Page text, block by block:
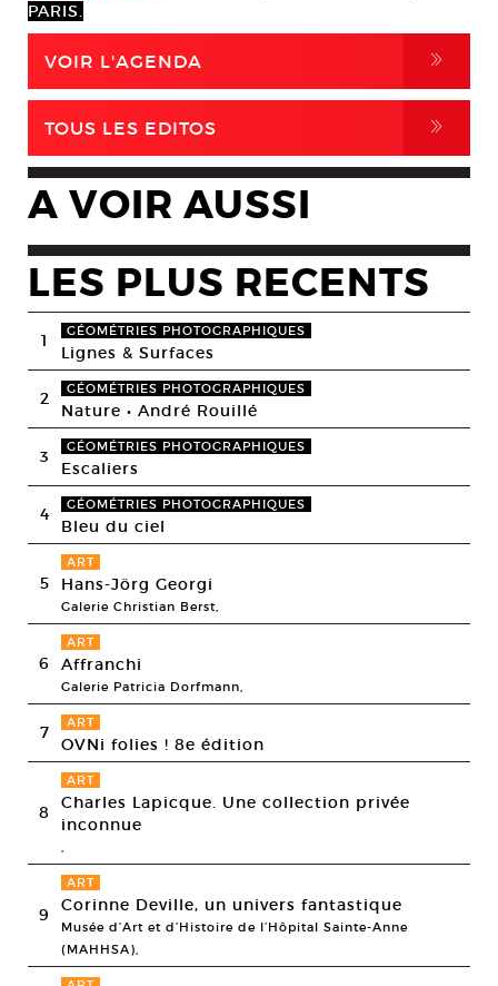
PARIS.
VOIR L'AGENDA ,
TOUS LES EDITOS ,
A VOIR AUSSI
LES PLUS RECENTS
1 GÉOMÉTRIES PHOTOGRAPHIQUES
Lignes & Surfaces
2 GÉOMÉTRIES PHOTOGRAPHIQUES
Nature • André Rouillé
3 GÉOMÉTRIES PHOTOGRAPHIQUES
Escaliers
4 GÉOMÉTRIES PHOTOGRAPHIQUES
Bleu du ciel
5
ART
Hans-Jörg Georgi
Galerie Christian Berst,
6
ART
Affranchi
Galerie Patricia Dorfmann,
7 ART
OVNi folies ! 8e édition
8
ART
Charles Lapicque. Une collection privée
inconnue
,
9
ART
Corinne Deville, un univers fantastique
Musée d’Art et d’Histoire de l’Hôpital Sainte-Anne
(MAHHSA),